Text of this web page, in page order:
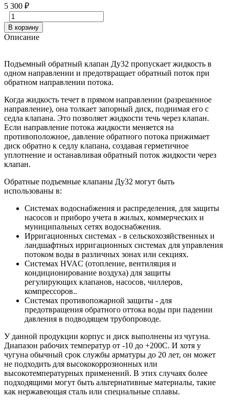
5 300 ₽
В корзину
Описание
Подъемный обратный клапан Ду32 пропускает жидкость в
одном направлении и предотвращает обратный поток при
обратном направлении потока.
Когда жидкость течет в прямом направлении (разрешенное
направление), она толкает запорный диск, поднимая его с
седла клапана. Это позволяет жидкости течь через клапан.
Если направление потока жидкости меняется на
противоположное, давление обратного потока прижимает
диск обратно к седлу клапана, создавая герметичное
уплотнение и останавливая обратный поток жидкости через
клапан.
Обратные подъемные клапаны Ду32 могут быть
использованы в:
Системах водоснабжения и распределения, для защиты
насосов и приборо учета в жилых, коммерческих и
муниципальных сетях водоснабжения.
Ирригационных системах - в сельскохозяйственных и
ландшафтных ирригационных системах для управления
потоком воды в различных зонах или секциях.
Системах HVAC (отопление, вентиляция и
кондиционирование воздуха) для защиты
регулирующих клапанов, насосов, чиллеров,
компрессоров..
Системах противопожарной защиты - для
предотвращения обратного оттока воды при падении
давления в подводящем трубопроводе.
У данной продукции корпус и диск выполнены из чугуна.
Диапазон рабочих температур от -10 до +200С. И хотя у
чугуна обычный срок службы арматуры до 20 лет, он может
не подходить для высококоррозионных или
высокотемпературных применений. В этих случаях более
подходящими могут быть альтернативные материалы, такие
как нержавеющая сталь или специальные сплавы.